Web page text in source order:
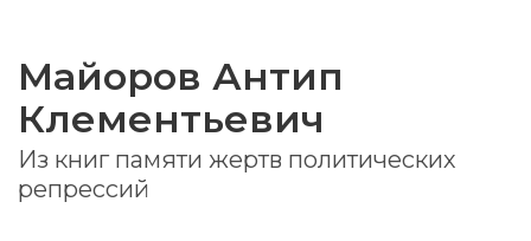
Майоров Антип
Клементьевич
Из книг памяти жертв политических
репрессий